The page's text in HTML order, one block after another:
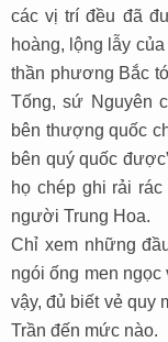
các vị trí đều đã
hoàng, lộng lẫy
thần phương Bắc
Tống, sứ Nguyên
bên thượng quốc
bên quý quốc
họ chép ghi rải
người Trung Hoa.
Chỉ xem những
ngói ống men
vậy, đủ biết vẻ quy
Trần đến mức nào.